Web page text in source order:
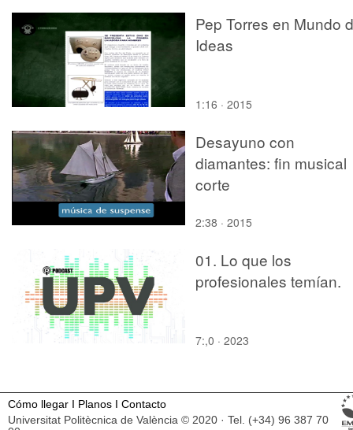
Pep Torres en Mundo
Ideas
1:16 · 2015
Desayuno con
diamantes: fin musical
corte
2:38 · 2015
01. Lo que los
profesionales temían.
7:,0 · 2023
Cómo llegar I Planos I Contacto
Universitat Politècnica de València © 2020 · Tel. (+34) 96 387 70